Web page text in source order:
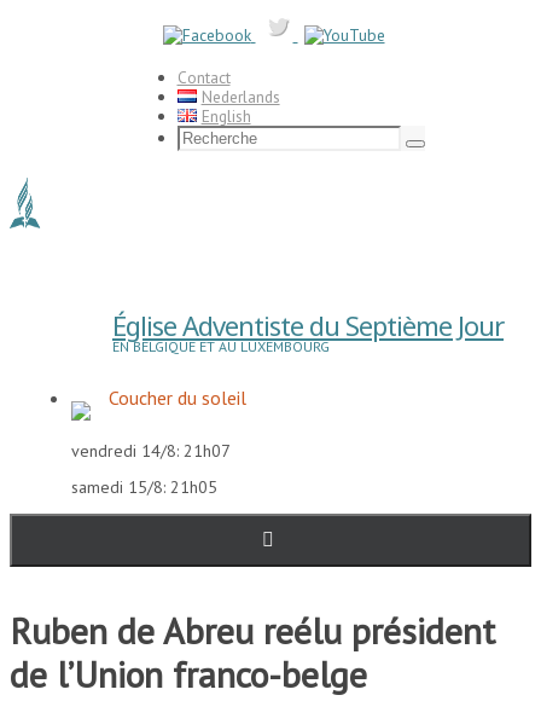
Contact
Nederlands
English
Search
for:
Recherche
Église Adventiste du Septième Jour
EN BELGIQUE ET AU LUXEMBOURG
Coucher du soleil
vendredi 14/8: 21h07
samedi 15/8: 21h05
Ruben de Abreu reélu président
de l’Union franco-belge